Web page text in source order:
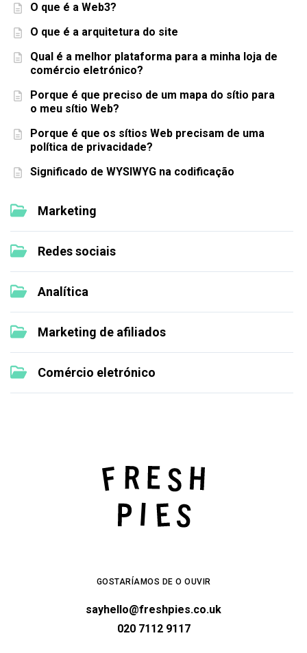
O que é a Web3?
O que é a arquitetura do site
Qual é a melhor plataforma para a minha loja de
comércio eletrónico?
Porque é que preciso de um mapa do sítio para
o meu sítio Web?
Porque é que os sítios Web precisam de uma
política de privacidade?
Significado de WYSIWYG na codificação
Marketing
Redes sociais
Analítica
Marketing de afiliados
Comércio eletrónico
GOSTARÍAMOS DE O OUVIR
sayhello@freshpies.co.uk
020 7112 9117